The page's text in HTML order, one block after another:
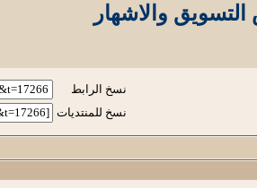
والاشهار
نسخ الرابط
نسخ للمنتديات